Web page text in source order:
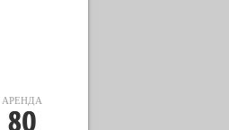
АРЕНДА
80